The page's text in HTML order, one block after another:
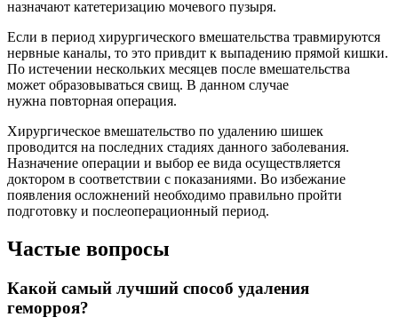
назначают катетеризацию мочевого пузыря.
Если в период хирургического вмешательства травмируются
нервные каналы, то это привдит к выпадению прямой кишки.
По истечении нескольких месяцев после вмешательства
может образовываться свищ. В данном случае
нужна повторная операция.
Хирургическое вмешательство по удалению шишек
проводится на последних стадиях данного заболевания.
Назначение операции и выбор ее вида осуществляется
доктором в соответствии с показаниями. Во избежание
появления осложнений необходимо правильно пройти
подготовку и послеоперационный период.
Частые вопросы
Какой самый лучший способ удаления
геморроя?